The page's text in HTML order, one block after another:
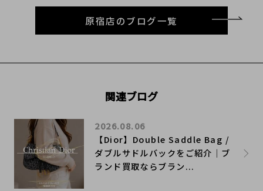
原宿店のブログ一覧
関連ブログ
【Dior】Double Saddle Bag /
ダブルサドルバックをご紹介｜ブ
ランド買取ならブラン...
2026.08.06